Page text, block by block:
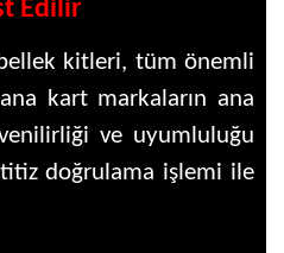
Edilir
kitleri, tüm önemli
kart markaların ana
ve uyumluluğu
doğrulama işlemi ile